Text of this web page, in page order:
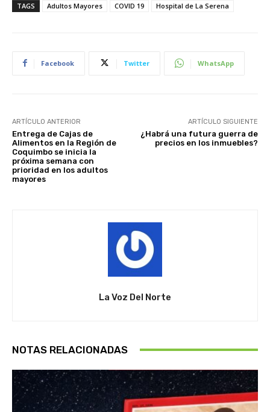
TAGS Adultos Mayores COVID 19 Hospital de La Serena
Facebook Twitter WhatsApp
ARTÍCULO ANTERIOR
Entrega de Cajas de
Alimentos en la Región de
Coquimbo se inicia la
próxima semana con
prioridad en los adultos
mayores
ARTÍCULO SIGUIENTE
¿Habrá una futura guerra de
precios en los inmuebles?
La Voz Del Norte
NOTAS RELACIONADAS